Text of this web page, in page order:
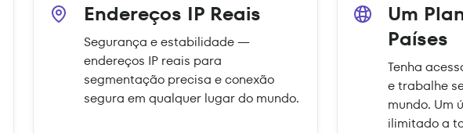
Endereços IP Reais
Segurança e estabilidade —
endereços IP reais para
segmentação precisa e conexão
segura em qualquer lugar do mundo.
Um
Países
Tenha
e trabalhe
mundo. Um
ilimitado a